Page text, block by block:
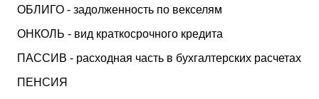
ОБЛИГО - задолженность по векселям
ОНКОЛЬ - вид краткосрочного кредита
ПАССИВ - расходная часть в бухгалтерских расчетах
ПЕНСИЯ